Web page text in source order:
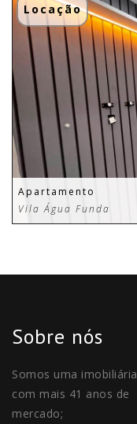
Locação
Apartamento
Vila Água Funda
Sobre nós
Somos uma imobiliária
com mais 41 anos de
mercado;